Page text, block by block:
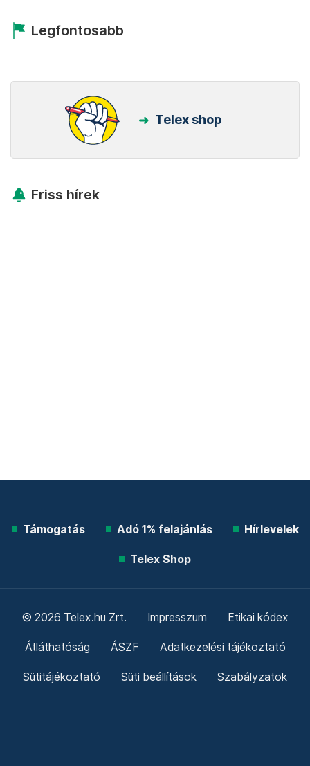
Legfontosabb
Telex shop
Friss hírek
Támogatás Adó 1% felajánlás Hírlevelek
Telex Shop
© 2026 Telex.hu Zrt. Impresszum Etikai kódex
Átláthatóság ÁSZF Adatkezelési tájékoztató
Sütitájékoztató Süti beállítások Szabályzatok